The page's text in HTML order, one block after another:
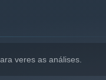
veres as análises.